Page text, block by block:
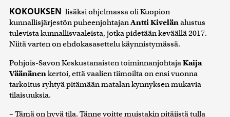
KOKOUKSEN lisäksi ohjelmassa oli Kuopion
kunnallisjärjestön puheenjohtajanAntti Kivelänalustus
tulevista kunnallisvaaleista, jotka pidetään keväällä 2017.
Niitä varten on ehdokasasettelu käynnistymässä.
Pohjois-Savon Keskustanaisten toiminnanjohtajaKaija
Väänänenkertoi, että vaalien tiimoilta on ensi vuonna
tarkoitus ryhtyä pitämään matalan kynnyksen mukavia
tilaisuuksia.
– Tämä on hyvä tila. Tänne voitte muistakin pitäjistä tulla